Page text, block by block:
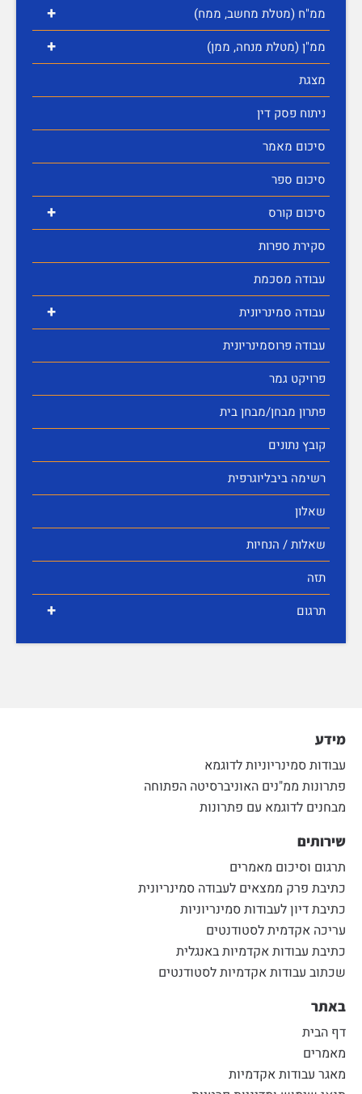
+ ממ"ח (מטלת מחשב, ממח)
+
ממ"ן (מטלת מנחה, ממן)
מצגת
ניתוח פסק דין
סיכום מאמר
סיכום ספר
+
סיכום קורס
סקירת ספרות
עבודה מסכמת
+
עבודה סמינריונית
עבודה פרוסמינריונית
פרויקט גמר
פתרון מבחן/מבחן בית
קובץ נתונים
רשימה ביבליוגרפית
שאלון
שאלות / הנחיות
תזה
+ תרגום
מידע
עבודות סמינריוניות לדוגמא
פתרונות ממ"נים האוניברסיטה הפתוחה
מבחנים לדוגמא עם פתרונות
שירותים
תרגום וסיכום מאמרים
כתיבת פרק ממצאים לעבודה סמינריונית
כתיבת דיון לעבודות סמינריוניות
עריכה אקדמית לסטודנטים
כתיבת עבודות אקדמיות באנגלית
שכתוב עבודות אקדמיות לסטודנטים
באתר
דף הבית
מאמרים
מאגר עבודות אקדמיות